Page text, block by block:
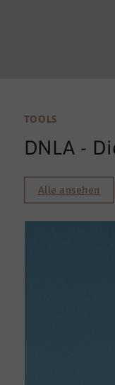
TOOLS
DNLA -
Alle ansehen